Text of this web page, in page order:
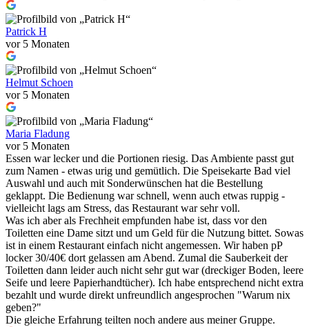
Patrick H
vor 5 Monaten
Helmut Schoen
vor 5 Monaten
Maria Fladung
vor 5 Monaten
Essen war lecker und die Portionen riesig. Das Ambiente passt gut
zum Namen - etwas urig und gemütlich. Die Speisekarte Bad viel
Auswahl und auch mit Sonderwünschen hat die Bestellung
geklappt. Die Bedienung war schnell, wenn auch etwas ruppig -
vielleicht lags am Stress, das Restaurant war sehr voll.
Was ich aber als Frechheit empfunden habe ist, dass vor den
Toiletten eine Dame sitzt und um Geld für die Nutzung bittet. Sowas
ist in einem Restaurant einfach nicht angemessen. Wir haben pP
locker 30/40€ dort gelassen am Abend. Zumal die Sauberkeit der
Toiletten dann leider auch nicht sehr gut war (dreckiger Boden, leere
Seife und leere Papierhandtücher). Ich habe entsprechend nicht extra
bezahlt und wurde direkt unfreundlich angesprochen "Warum nix
geben?"
Die gleiche Erfahrung teilten noch andere aus meiner Gruppe.